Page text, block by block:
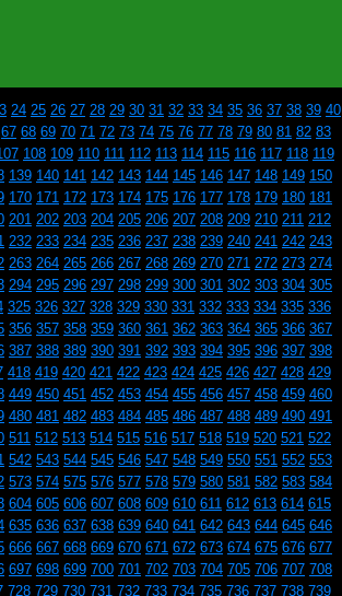
24 25 26 27 28 29 30 31 32 33 34 35 36 37 38 39 40
67 68 69 70 71 72 73 74 75 76 77 78 79 80 81 82 83
108 109 110 111 112 113 114 115 116 117 118 119
139 140 141 142 143 144 145 146 147 148 149 150
170 171 172 173 174 175 176 177 178 179 180 181
201 202 203 204 205 206 207 208 209 210 211 212
232 233 234 235 236 237 238 239 240 241 242 243
263 264 265 266 267 268 269 270 271 272 273 274
294 295 296 297 298 299 300 301 302 303 304 305
325 326 327 328 329 330 331 332 333 334 335 336
356 357 358 359 360 361 362 363 364 365 366 367
387 388 389 390 391 392 393 394 395 396 397 398
418 419 420 421 422 423 424 425 426 427 428 429
449 450 451 452 453 454 455 456 457 458 459 460
480 481 482 483 484 485 486 487 488 489 490 491
511 512 513 514 515 516 517 518 519 520 521 522
542 543 544 545 546 547 548 549 550 551 552 553
573 574 575 576 577 578 579 580 581 582 583 584
604 605 606 607 608 609 610 611 612 613 614 615
635 636 637 638 639 640 641 642 643 644 645 646
666 667 668 669 670 671 672 673 674 675 676 677
697 698 699 700 701 702 703 704 705 706 707 708
728 729 730 731 732 733 734 735 736 737 738 739